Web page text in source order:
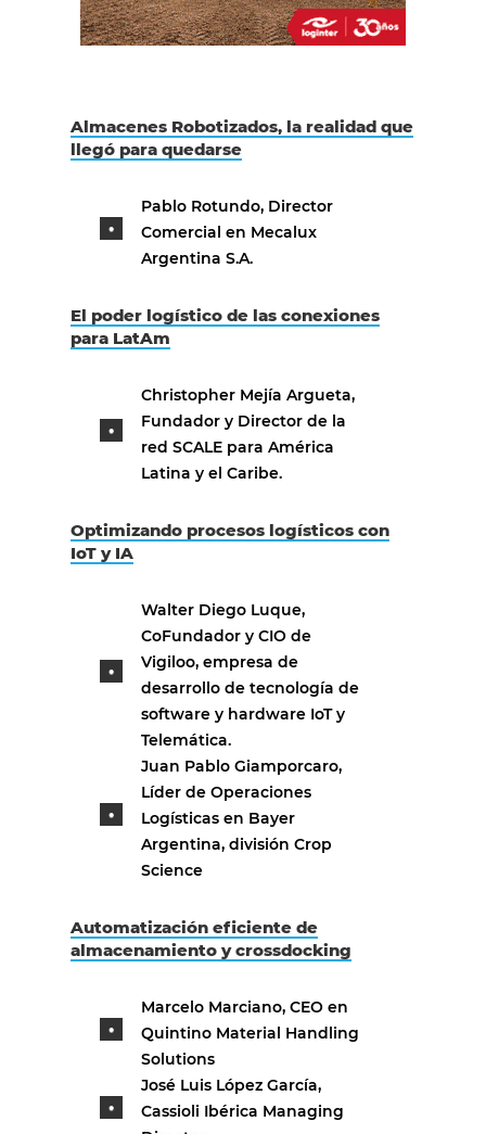
Almacenes Robotizados, la realidad que
llegó para quedarse
Pablo Rotundo, Director
Comercial en Mecalux
Argentina S.A.
El poder logístico de las conexiones
para LatAm
Christopher Mejía Argueta,
Fundador y Director de la
red SCALE para América
Latina y el Caribe.
Optimizando procesos logísticos con
IoT y IA
Walter Diego Luque,
CoFundador y CIO de
Vigiloo, empresa de
desarrollo de tecnología de
software y hardware IoT y
Telemática.
Juan Pablo Giamporcaro,
Líder de Operaciones
Logísticas en Bayer
Argentina, división Crop
Science
Automatización eficiente de
almacenamiento y crossdocking
Marcelo Marciano, CEO en
Quintino Material Handling
Solutions
José Luis López García,
Cassioli Ibérica Managing